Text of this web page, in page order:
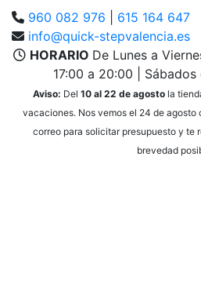
960 082 976
615 164 647
info@quick-stepvalencia.es
HORARIO De Lunes a
17:00 a 20:00 | Sábados
Aviso: Del 10 al 22 de agosto la
vacaciones. Nos vemos el 24 de agosto
correo para solicitar presupuesto y te
brevedad